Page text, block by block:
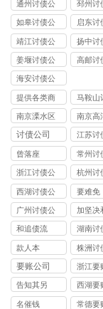
通州讨债公
司
邳州讨
司
如皋讨债公
司
启东讨
司
靖江讨债公
司
扬中讨
司
姜堰讨债公
司
高邮讨
海安讨债公
司
提供各类商
账
马鞍山
公司
南京溧水区
讨债公司
南京高
讨债公
讨债公司
江苏讨
司
曾落座
常州讨
司
浙江讨债公
司
杭州讨
司
西湖讨债公
司
要难免
广州讨债公
司
加坚决
和追债流
湖南讨
司
款人本
株洲讨
司
要账公司
浙江要
司
告知其另
西湖要
司
名催钱
常德要